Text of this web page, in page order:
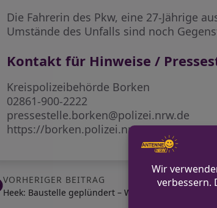
Die Fahrerin des Pkw, eine 27-Jährige
Umstände des Unfalls sind noch
Kontakt für Hinweise /
Kreispolizeibehörde Borken
02861-900-2222
pressestelle.borken@polizei.nrw.de
https://borken.polizei.nrw/
VORHERIGER BEITRAG
Heek: Baustelle geplündert – Werkzeug und